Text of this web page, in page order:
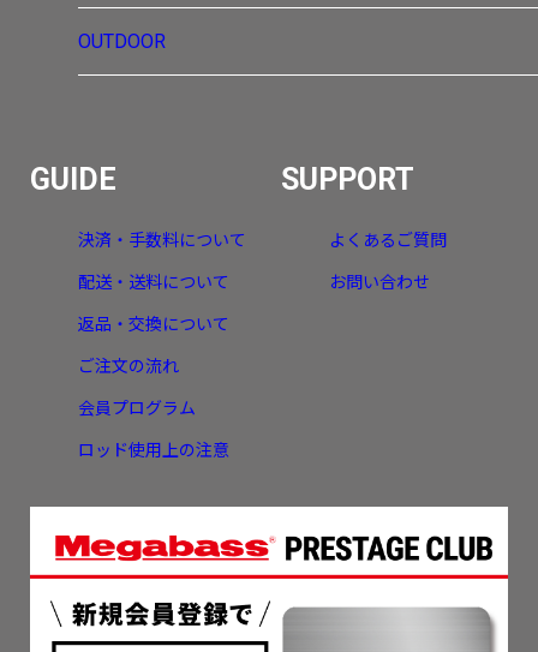
OUTDOOR
GUIDE
決済・手数料について
配送・送料について
返品・交換について
ご注文の流れ
会員プログラム
ロッド使用上の注意
SUPPORT
よくあるご質問
お問い合わせ